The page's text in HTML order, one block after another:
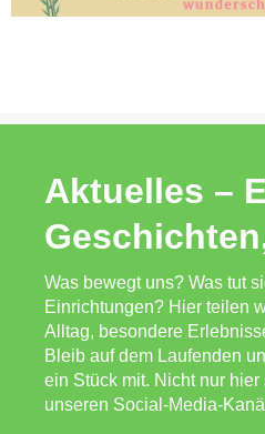
Aktuelles –
Was bewegt uns? Was tut
Einrichtungen? Hier teilen
Alltag, besondere
Bleib auf dem Laufenden
ein Stück mit. Nicht nur
unseren Social-Media-